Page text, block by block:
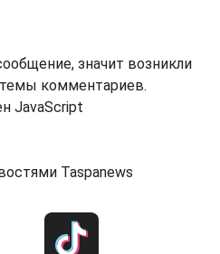
значит возникли
комментариев.
JavaScript
Taspanews